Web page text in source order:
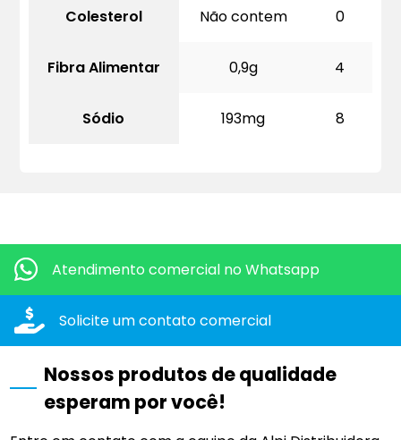
Colesterol Não contem 0
Fibra Alimentar 0,9g 4
Sódio 193mg 8
Atendimento comercial no Whatsapp
Solicite um contatocomercial
Nossos produtos de qualidade
esperam por você!